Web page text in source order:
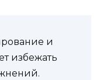
и
избежать